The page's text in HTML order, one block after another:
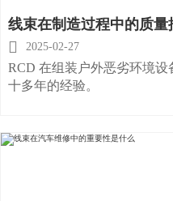
线束在制造过程中的质量
 2025-02-27
RCD 在组装户外恶劣环境
十多年的经验。